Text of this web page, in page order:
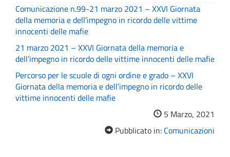
Comunicazione n.99-21 marzo 2021 – XXVI Giornata
della memoria e dell’impegno in ricordo delle vittime
innocenti delle mafie
21 marzo 2021 – XXVI Giornata della memoria e
dell’impegno in ricordo delle vittime innocenti delle mafie
Percorso per le scuole di ogni ordine e grado – XXVI
Giornata della memoria e dell’impegno in ricordo delle
vittime innocenti delle mafie
5 Marzo, 2021
Pubblicato in: Comunicazioni